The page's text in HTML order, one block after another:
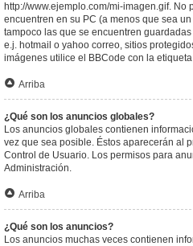
http://www.ejemplo.com/mi-imagen.gif.
encuentren en su PC (a menos que sea
tampoco las que se encuentren
e.j. hotmail o yahoo correo, sitios
imágenes utilice el BBCode con la
Arriba
¿Qué son los anuncios globales?
Los anuncios globales contienen
vez que sea posible. Éstos aparecerán al
Control de Usuario. Los permisos para
Administración.
Arriba
¿Qué son los anuncios?
Los anuncios muchas veces contienen